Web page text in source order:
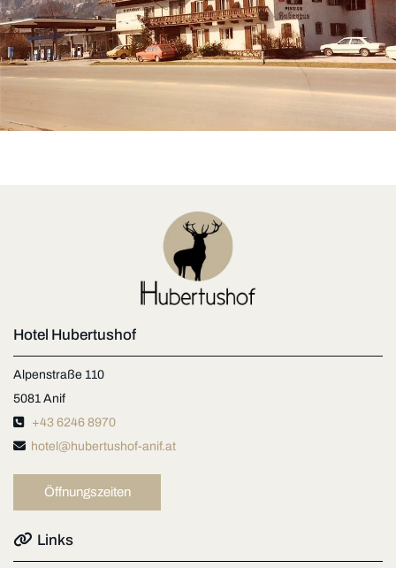
Hotel Hubertushof
Alpenstraße 110
5081 Anif
 +43 6246 8970
 hotel@hubertushof-anif.at
Öffnungszeiten
 Links